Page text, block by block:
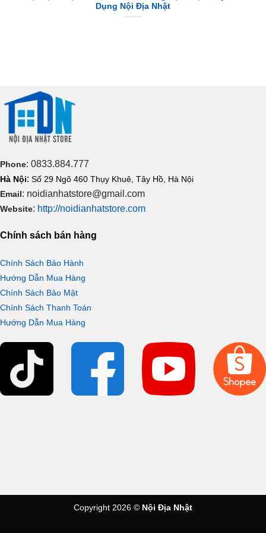
Dụng Nội Địa Nhật
Phone: 0833.884.777
Hà Nội: Số 29 Ngõ 460 Thụy Khuê, Tây Hồ, Hà Nội
Email: noidianhatstore@gmail.com
Website: http://noidianhatstore.com
Chính sách bán hàng
Chính Sách Bảo Hành
Hướng Dẫn Mua Hàng
Chính Sách Bảo Mật
Chính Sách Thanh Toán
Hướng Dẫn Mua Hàng
Copyright 2026 © Nội Địa Nhật